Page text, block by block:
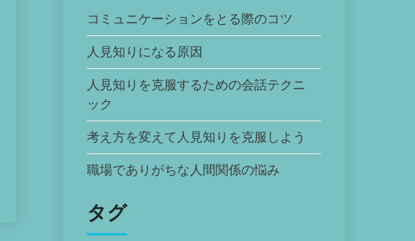
コミュニケーションをとる際のコツ
人見知りになる原因
人見知りを克服するための会話テクニ
ック
考え方を変えて人見知りを克服しよう
職場でありがちな人間関係の悩み
タグ